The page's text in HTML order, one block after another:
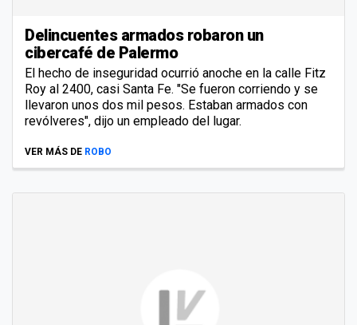
Delincuentes armados robaron un
cibercafé de Palermo
El hecho de inseguridad ocurrió anoche en la calle Fitz
Roy al 2400, casi Santa Fe. "Se fueron corriendo y se
llevaron unos dos mil pesos. Estaban armados con
revólveres", dijo un empleado del lugar.
VER MÁS DE ROBO